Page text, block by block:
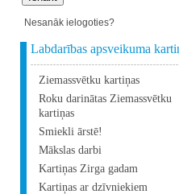
Nesanāk ielogoties?
Labdarības apsveikuma
Ziemassvētku kartiņas
Roku darinātas Ziemassvētku
kartiņas
Smiekli ārstē!
Mākslas darbi
Kartiņas Zirga gadam
Kartiņas ar dzīvniekiem